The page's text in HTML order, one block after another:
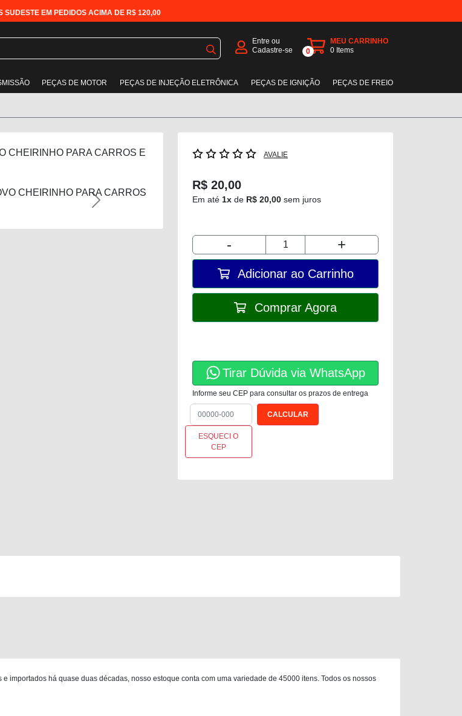
SUDESTE EM PEDIDOS ACIMA DE R$ 120,00
Entre ou
Cadastre-se
0
MEU CARRINHO
0 Items
PEÇAS DE MOTOR PEÇAS DE INJEÇÃO ELETRÔNICA PEÇAS DE IGNIÇÃO PEÇAS DE FREIO
CHEIRINHO PARA CARROS E
Next
AVALIE
R$ 20,00
Em até 1x de R$ 20,00 sem juros
- +
Adicionar ao Carrinho
Comprar Agora
Tirar Dúvida via WhatsApp
Informe seu CEP para consultar os prazos de entrega
ESQUECI O
CEP
importados há quase duas décadas, nosso estoque conta com uma variedade de 45000 itens. Todos os nossos